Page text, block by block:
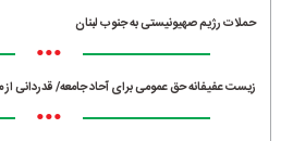
حملات رژیم صهیونیستی به جنوب لبنان
•••
زیست عفیفانه حق عمومی برای آحاد جامعه/ قدردانی
•••